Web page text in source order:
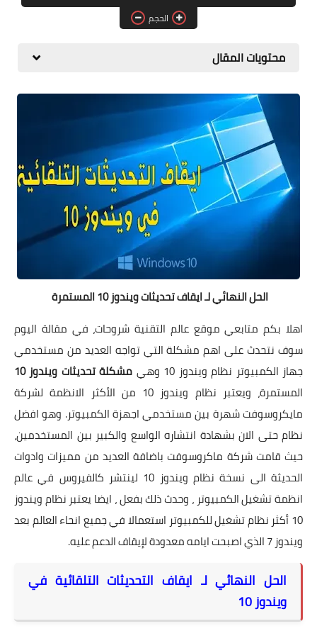
البلوجر
تطبيقات الاطفال
الحجم
محتويات المقال
الحل النهائي لـ ايقاف تحديثات ويندوز 10 المستمرة
اهلا بكم متابعي موقع عالم التقنية شروحات، في مقالة اليوم
سوف نتحدث على اهم مشكلة التي تواجه العديد من مستخدمي
جهاز الكمبيوتر نظام ويندوز 10 وهي
مشكلة تحديثات ويندوز 10
المستمرة، ويعتبر نظام ويندوز 10 من الأكثر الانظمة لشركة
مايكروسوفت شهرة بين مستخدمي اجهزة الكمبيوتر. وهو افضل
نظام حتى الان بشهادة انتشاره الواسع والكبير بين المستخدمين،
حيث قامت شركة ماكروسوفت باضافة العديد من مميزات وادوات
الحديثة الى نسخة نظام ويندوز 10 لينتشر كالفيروس في عالم
انظمة تشغيل الكمبيوتر ، وحدث ذلك بفعل ، ايضا يعتبر نظام ويندوز
10 أكثر نظام تشغيل للكمبيوتر استعمالا في جميع انحاء العالم بعد
ويندوز 7 الذي اصبحت ايامه معدودة لإيقاف الدعم عليه.
الحل النهائي لـ ايقاف التحديثات التلقائية في
ويندوز 10